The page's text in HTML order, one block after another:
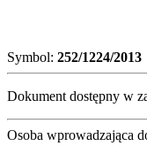
Symbol: 252/1224/2013
Dokument dostępny w
Osoba wprowadzająca